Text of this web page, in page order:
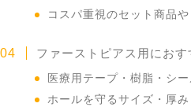
コスパ重視のセット商品
ファーストピアス用にお
医療用テープ・樹脂・シ
ホールを守るサイズ・厚